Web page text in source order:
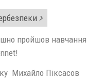
пройшов навчання
Михайло Піксасов